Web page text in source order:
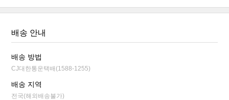
배송 안내
배송 방법
CJ대한통운택배(1588-1255)
배송 지역
전국(해외배송불가)